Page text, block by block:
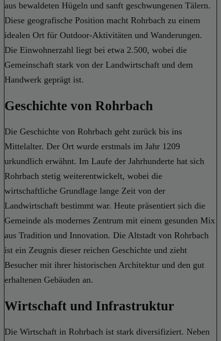
aus bewaldeten Hügeln und sanft geschwungenen Tälern.
Diese geografische Position macht Rohrbach zu einem
idealen Ort für Outdoor-Aktivitäten und Wanderungen.
Die Einwohnerzahl liegt bei etwa 2.500, wobei die
Gemeinschaft stark von der Landwirtschaft und dem
Handwerk geprägt ist.
Geschichte von Rohrbach
Die Geschichte von Rohrbach geht zurück bis ins
Mittelalter. Der Ort wurde erstmals im Jahr 1209
urkundlich erwähnt. Im Laufe der Jahrhunderte hat sich
Rohrbach stetig weiterentwickelt, wobei die
wirtschaftliche Grundlage lange Zeit von der
Landwirtschaft bestimmt war. Heute präsentiert sich die
Gemeinde als modernes Zentrum mit einem gesunden Mix
aus Tradition und Innovation. Die Altstadt von Rohrbach
ist ein Zeugnis dieser reichen Geschichte und zieht
Besucher mit ihrer historischen Architektur und den gut
erhaltenen Gebäuden an.
Wirtschaft und Infrastruktur
Die Wirtschaft in Rohrbach ist stark diversifiziert. Neben